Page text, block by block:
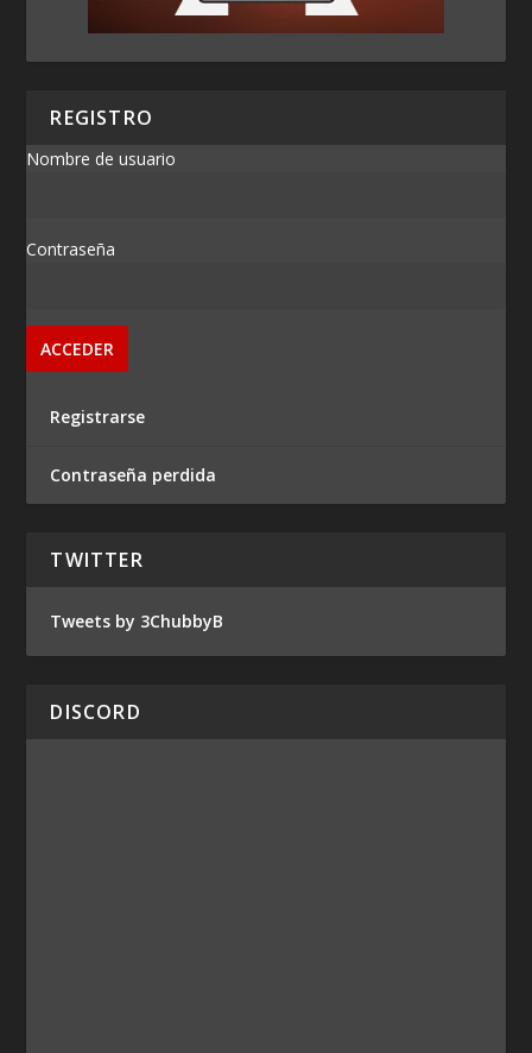
REGISTRO
Nombre de usuario
Contraseña
Registrarse
Contraseña perdida
TWITTER
Tweets by 3ChubbyB
DISCORD